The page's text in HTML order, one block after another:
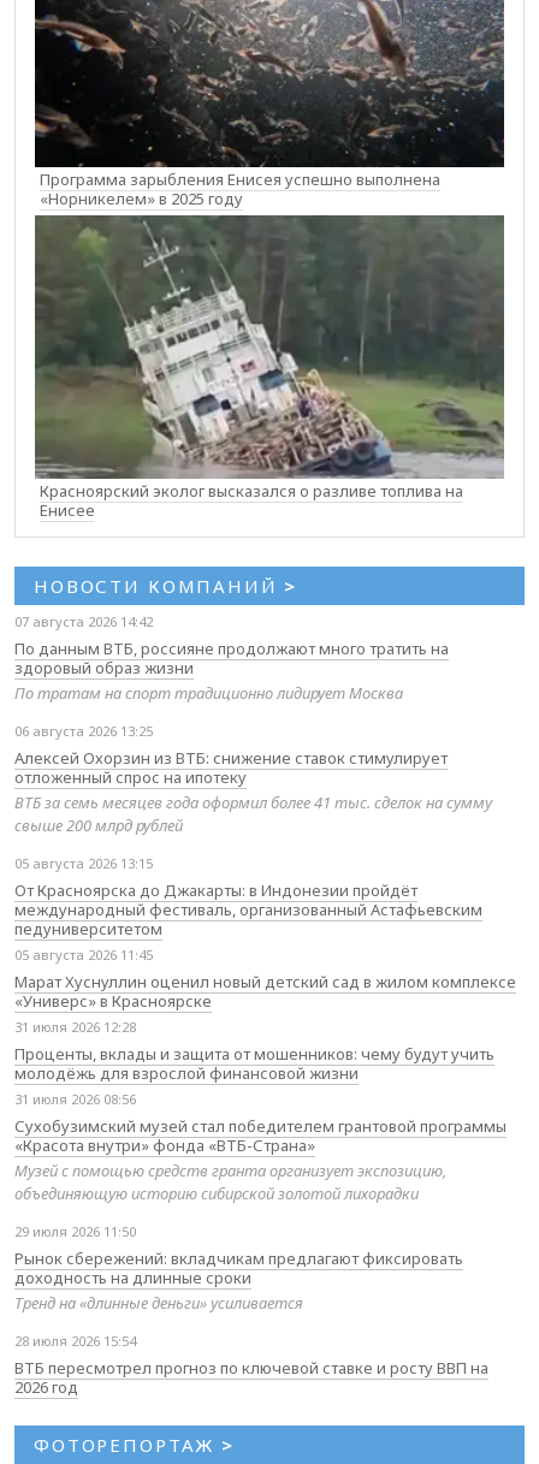
Программа зарыбления Енисея успешно выполнена
«Норникелем» в 2025 году
Красноярский эколог высказался о разливе топлива на
Енисее
НОВОСТИ КОМПАНИЙ >
07 августа 2026 14:42
По данным ВТБ, россияне продолжают много тратить на
здоровый образ жизни
По тратам на спорт традиционно лидирует Москва
06 августа 2026 13:25
Алексей Охорзин из ВТБ: снижение ставок стимулирует
отложенный спрос на ипотеку
ВТБ за семь месяцев года оформил более 41 тыс. сделок на сумму
свыше 200 млрд рублей
05 августа 2026 13:15
От Красноярска до Джакарты: в Индонезии пройдёт
международный фестиваль, организованный Астафьевским
педуниверситетом
05 августа 2026 11:45
Марат Хуснуллин оценил новый детский сад в жилом комплексе
«Универс» в Красноярске
31 июля 2026 12:28
Проценты, вклады и защита от мошенников: чему будут учить
молодёжь для взрослой финансовой жизни
31 июля 2026 08:56
Сухобузимский музей стал победителем грантовой программы
«Красота внутри» фонда «ВТБ-Страна»
Музей с помощью средств гранта организует экспозицию,
объединяющую историю сибирской золотой лихорадки
29 июля 2026 11:50
Рынок сбережений: вкладчикам предлагают фиксировать
доходность на длинные сроки
Тренд на «длинные деньги» усиливается
28 июля 2026 15:54
ВТБ пересмотрел прогноз по ключевой ставке и росту ВВП на
2026 год
ФОТОРЕПОРТАЖ >